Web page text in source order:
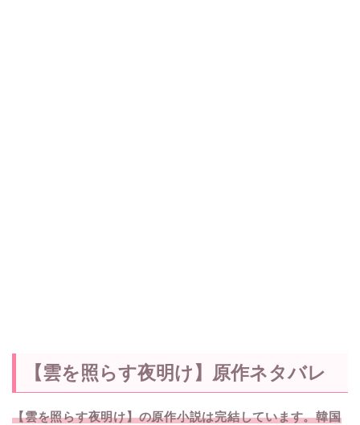
【雲を照らす夜明け】原作ネタバレ
【雲を照らす夜明け】の原作小説は完結しています。韓国